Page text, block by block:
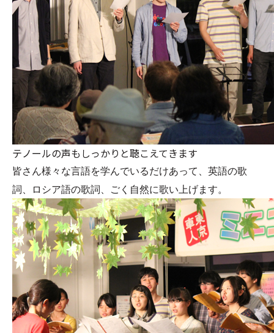
テノールの声もしっかりと聴こえてきます
皆さん様々な言語を学んでいるだけあって、英語の歌
詞、ロシア語の歌詞、ごく自然に歌い上げます。